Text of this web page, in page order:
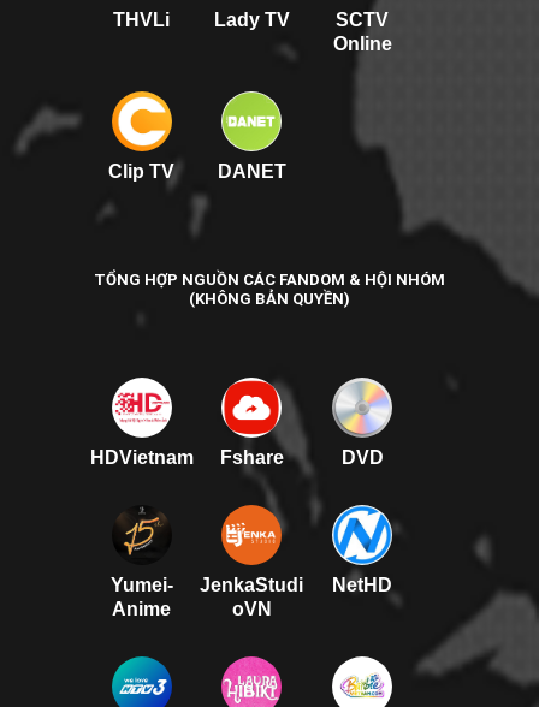
THVLi Lady TV
SCTV
Online
Clip TV DANET
TỔNG HỢP NGUỒN CÁC FANDOM & HỘI NHÓM
(KHÔNG BẢN QUYỀN)
HDVietnam Fshare DVD
Yumei-
Anime
JenkaStudi
oVN
NetHD